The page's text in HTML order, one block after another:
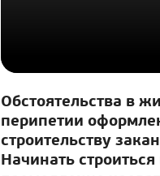
Обстоятельства в
перипетии
строительству
Начинать